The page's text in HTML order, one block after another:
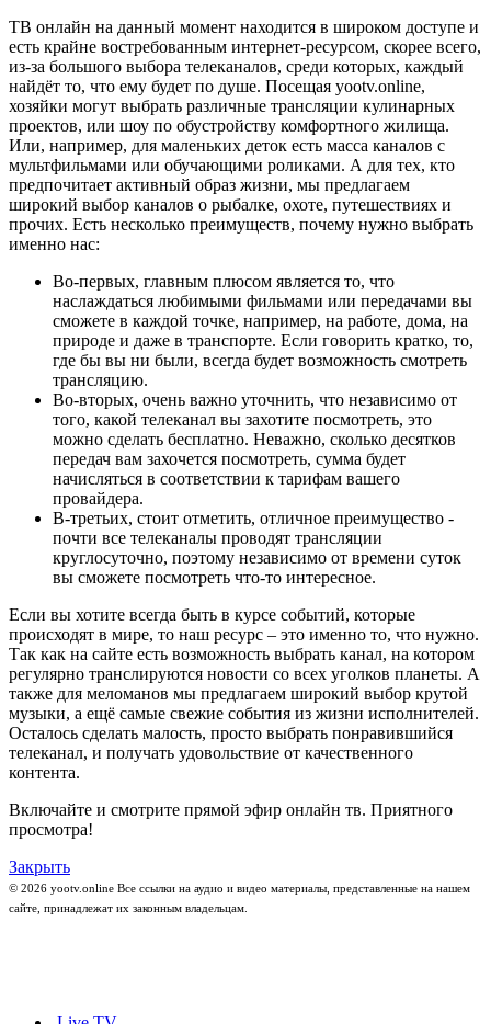
ТВ онлайн на данный момент находится в широком доступе и
есть крайне востребованным интернет-ресурсом, скорее всего,
из-за большого выбора телеканалов, среди которых, каждый
найдёт то, что ему будет по душе. Посещая yootv.online,
хозяйки могут выбрать различные трансляции кулинарных
проектов, или шоу по обустройству комфортного жилища.
Или, например, для маленьких деток есть масса каналов с
мультфильмами или обучающими роликами. А для тех, кто
предпочитает активный образ жизни, мы предлагаем
широкий выбор каналов о рыбалке, охоте, путешествиях и
прочих. Есть несколько преимуществ, почему нужно выбрать
именно нас:
Во-первых, главным плюсом является то, что
наслаждаться любимыми фильмами или передачами вы
сможете в каждой точке, например, на работе, дома, на
природе и даже в транспорте. Если говорить кратко, то,
где бы вы ни были, всегда будет возможность смотреть
трансляцию.
Во-вторых, очень важно уточнить, что независимо от
того, какой телеканал вы захотите посмотреть, это
можно сделать бесплатно. Неважно, сколько десятков
передач вам захочется посмотреть, сумма будет
начисляться в соответствии к тарифам вашего
провайдера.
В-третьих, стоит отметить, отличное преимущество -
почти все телеканалы проводят трансляции
круглосуточно, поэтому независимо от времени суток
вы сможете посмотреть что-то интересное.
Если вы хотите всегда быть в курсе событий, которые
происходят в мире, то наш ресурс – это именно то, что нужно.
Так как на сайте есть возможность выбрать канал, на котором
регулярно транслируются новости со всех уголков планеты. А
также для меломанов мы предлагаем широкий выбор крутой
музыки, а ещё самые свежие события из жизни исполнителей.
Осталось сделать малость, просто выбрать понравившийся
телеканал, и получать удовольствие от качественного
контента.
Включайте и смотрите прямой эфир онлайн тв. Приятного
просмотра!
Закрыть
© 2026 yootv.online Все ссылки на аудио и видео материалы, представленные на нашем
сайте, принадлежат их законным владельцам.